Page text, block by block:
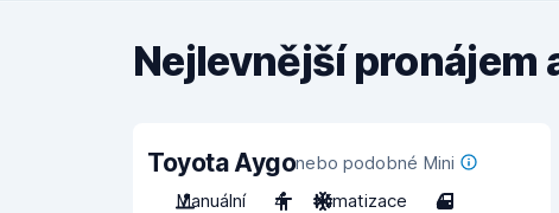
Nejlevnější pronájem
Toyota Aygonebo podobné Mini
Manuální
4 Klimatizace 4